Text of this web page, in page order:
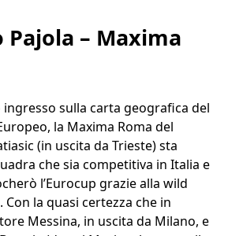
Pajola – Maxima
sulla carta geografica del
la Maxima Roma del
(in uscita da Trieste) sta
che sia competitiva in Italia e
l’Eurocup grazie alla wild
la quasi certezza che in
Messina, in uscita da Milano, e